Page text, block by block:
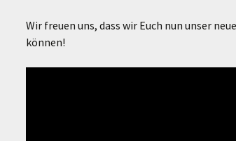
Wir freuen uns, dass wir Euch nun unser
können!